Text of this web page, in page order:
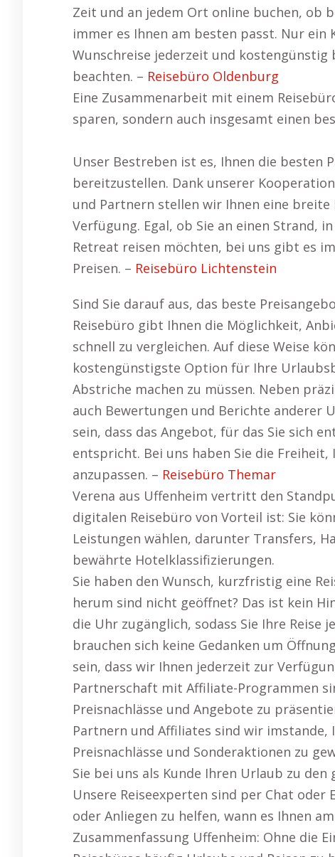
Zeit und an jedem Ort online buchen, ob
immer es Ihnen am besten passt. Nur ein
Wunschreise jederzeit und kostengünstig
beachten. – Reisebüro Oldenburg
Eine Zusammenarbeit mit einem
sparen, sondern auch insgesamt einen
Unser Bestreben ist es, Ihnen die besten
bereitzustellen. Dank unserer
und Partnern stellen wir Ihnen eine
Verfügung. Egal, ob Sie an einen Strand,
Retreat reisen möchten, bei uns gibt es
Preisen. – Reisebüro Lichtenstein
Sind Sie darauf aus, das beste
Reisebüro gibt Ihnen die Möglichkeit,
schnell zu vergleichen. Auf diese Weise
kostengünstigste Option für Ihre
Abstriche machen zu müssen. Neben
auch Bewertungen und Berichte anderer
sein, dass das Angebot, für das Sie sich
entspricht. Bei uns haben Sie die
anzupassen. – Reisebüro Themar
Verena aus Uffenheim vertritt den
digitalen Reisebüro von Vorteil ist: Sie
Leistungen wählen, darunter Transfers,
bewährte Hotelklassifizierungen.
Sie haben den Wunsch, kurzfristig eine
herum sind nicht geöffnet? Das ist kein
die Uhr zugänglich, sodass Sie Ihre Reise
brauchen sich keine Gedanken um
sein, dass wir Ihnen jederzeit zur
Partnerschaft mit Affiliate-Programmen
Preisnachlässe und Angebote zu
Partnern und Affiliates sind wir imstande,
Preisnachlässe und Sonderaktionen zu
Sie bei uns als Kunde Ihren Urlaub zu
Unsere Reiseexperten sind per Chat
oder Anliegen zu helfen, wann es Ihnen
Zusammenfassung Uffenheim: Ohne die